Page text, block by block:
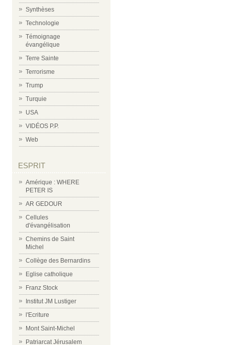
Synthèses
Technologie
Témoignage
évangélique
Terre Sainte
Terrorisme
Trump
Turquie
USA
VIDÉOS P.P.
Web
ESPRIT
Amérique : WHERE
PETER IS
AR GEDOUR
Cellules
d'évangélisation
Chemins de Saint
Michel
Collège des Bernardins
Eglise catholique
Franz Stock
Institut JM Lustiger
l'Ecriture
Mont Saint-Michel
Patriarcat Jérusalem